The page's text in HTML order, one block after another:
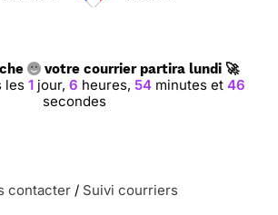
votre courrier partira lundi 🚀
les1 jour,6 heures,54 minutes et45
secondes
contacter / Suivi courriers